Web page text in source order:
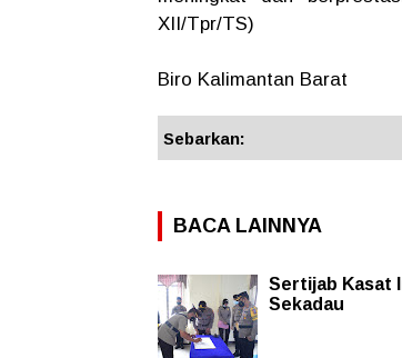
XII/Tpr/TS)
Biro Kalimantan Barat
Sebarkan:
BACA LAINNYA
Sertijab Kasat
Sekadau